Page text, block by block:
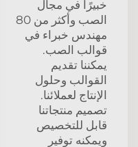
خبيرًا في مجال
الصب وأكثر من 80
مهندس خبراء في
قوالب الصب.
يمكننا تقديم
القوالب وحلول
الإنتاج لعملائنا.
تصميم منتجاتنا
قابل للتخصيص
ويمكنه توفير